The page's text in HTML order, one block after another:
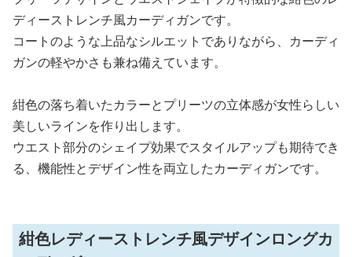
ディーストレンチ風カーディガンです。
コートのような上品なシルエットでありながら、カーディ
ガンの軽やかさも兼ね備えています。
紺色の落ち着いたカラーとプリーツの立体感が女性らしい
美しいラインを作り出します。
ウエスト部分のシェイプ効果でスタイルアップも期待でき
る、機能性とデザイン性を両立したカーディガンです。
紺色レディーストレンチ風デザインロングカ